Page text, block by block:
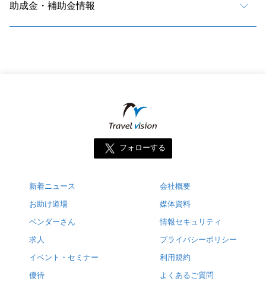
助成金・補助金情報
フォローする
新着ニュース
お助け道場
ベンダーさん
求人
イベント・セミナー
優待
会社概要
媒体資料
情報セキュリティ
プライバシーポリシー
利用規約
よくあるご質問